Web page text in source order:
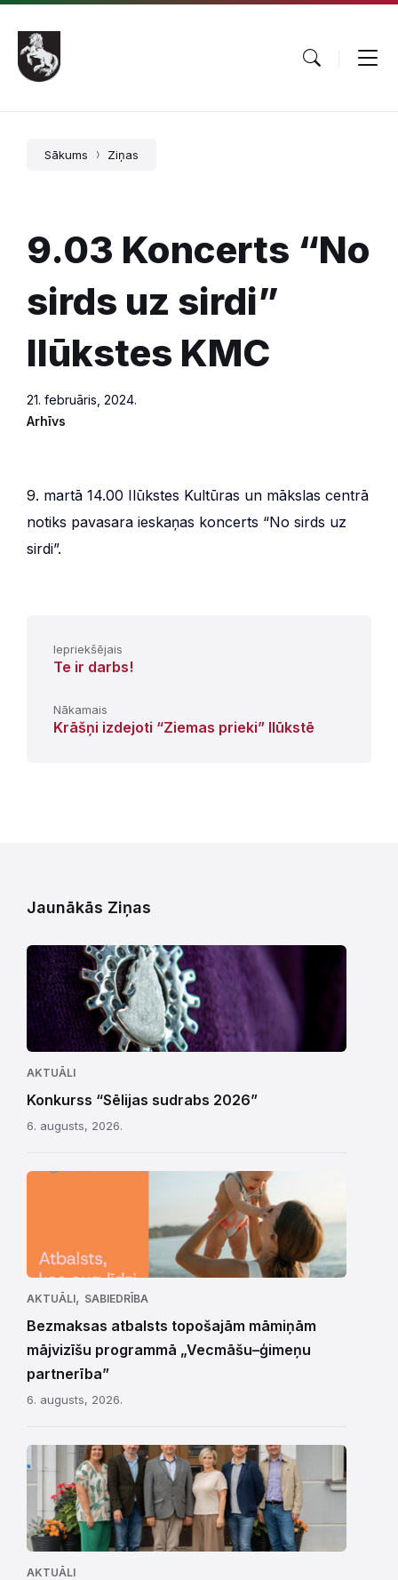
Pāriet
saturu
Skip
main
navigation
Skip
footer
Sākums Ziņas
9.03 Koncerts “No
sirds uz sirdi”
Ilūkstes KMC
21. februāris, 2024.
Arhīvs
9. martā 14.00 Ilūkstes Kultūras un mākslas centrā
notiks pavasara ieskaņas koncerts “No sirds uz
sirdi”.
Iepriekšējais
Te ir darbs!
Nākamais
Krāšņi izdejoti “Ziemas prieki” Ilūkstē
Jaunākās Ziņas
AKTUĀLI
Konkurss “Sēlijas sudrabs 2026”
6. augusts, 2026.
AKTUĀLI, SABIEDRĪBA
Bezmaksas atbalsts topošajām māmiņām
mājvizīšu programmā „Vecmāšu–ģimeņu
partnerība”
6. augusts, 2026.
AKTUĀLI